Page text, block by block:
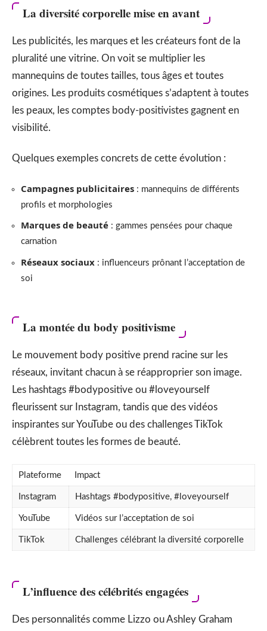
La diversité corporelle mise en avant
Les publicités, les marques et les créateurs font de la
pluralité une vitrine. On voit se multiplier les
mannequins de toutes tailles, tous âges et toutes
origines. Les produits cosmétiques s’adaptent à toutes
les peaux, les comptes body-positivistes gagnent en
visibilité.
Quelques exemples concrets de cette évolution :
Campagnes publicitaires : mannequins de différents
profils et morphologies
Marques de beauté : gammes pensées pour chaque
carnation
Réseaux sociaux : influenceurs prônant l’acceptation de
soi
La montée du body positivisme
Le mouvement body positive prend racine sur les
réseaux, invitant chacun à se réapproprier son image.
Les hashtags #bodypositive ou #loveyourself
fleurissent sur Instagram, tandis que des vidéos
inspirantes sur YouTube ou des challenges TikTok
célèbrent toutes les formes de beauté.
Plateforme Impact
Instagram Hashtags #bodypositive, #loveyourself
YouTube Vidéos sur l’acceptation de soi
TikTok Challenges célébrant la diversité corporelle
L’influence des célébrités engagées
Des personnalités comme Lizzo ou Ashley Graham